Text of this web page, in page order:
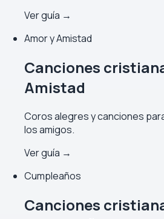
Ver guía →
Amor y Amistad
Canciones
Amistad
Coros alegres y canciones
los amigos.
Ver guía →
Cumpleaños
Canciones